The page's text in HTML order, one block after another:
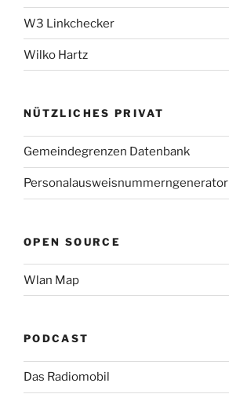
W3 Linkchecker
Wilko Hartz
NÜTZLICHES PRIVAT
Gemeindegrenzen Datenbank
Personalausweisnummerngenerator
OPEN SOURCE
Wlan Map
PODCAST
Das Radiomobil